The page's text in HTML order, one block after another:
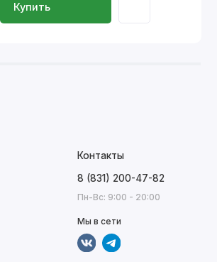
Купить
Контакты
8 (831) 200-47-82
Пн-Вс: 9:00 - 20:00
Мы в сети